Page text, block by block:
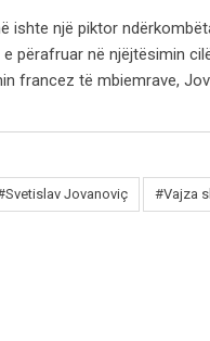
ishte një piktor
përafruar në njëjtësimin
francez të mbiemrave,
Jovanoviç #Vajza